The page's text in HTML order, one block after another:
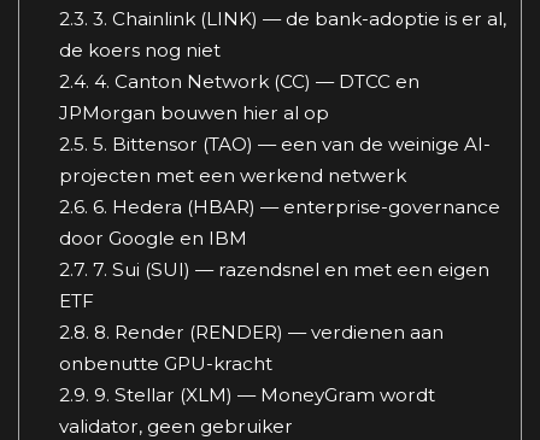
2.3. 3. Chainlink (LINK) — de bank-adoptie is er al,
de koers nog niet
2.4. 4. Canton Network (CC) — DTCC en
JPMorgan bouwen hier al op
2.5. 5. Bittensor (TAO) — een van de weinige AI-
projecten met een werkend netwerk
2.6. 6. Hedera (HBAR) — enterprise-governance
door Google en IBM
2.7. 7. Sui (SUI) — razendsnel en met een eigen
ETF
2.8. 8. Render (RENDER) — verdienen aan
onbenutte GPU-kracht
2.9. 9. Stellar (XLM) — MoneyGram wordt
validator, geen gebruiker